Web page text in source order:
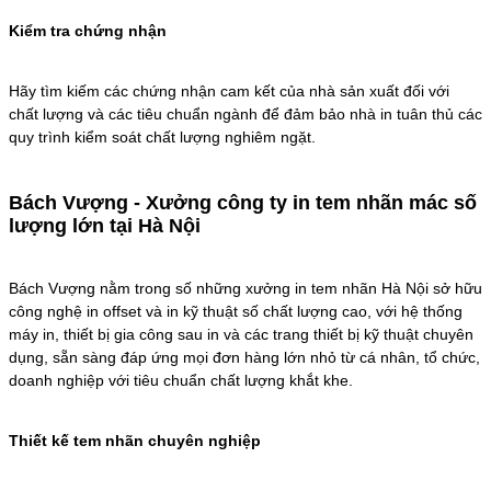
Kiểm tra chứng nhận
Hãy tìm kiếm các chứng nhận cam kết của nhà sản xuất đối với
chất lượng và các tiêu chuẩn ngành để đảm bảo nhà in tuân thủ các
quy trình kiểm soát chất lượng nghiêm ngặt.
Bách Vượng - Xưởng công ty in tem nhãn mác số
lượng lớn tại Hà Nội
Bách Vượng nằm trong số những xưởng in tem nhãn Hà Nội sở hữu
công nghệ in offset và in kỹ thuật số chất lượng cao, với hệ thống
máy in, thiết bị gia công sau in và các trang thiết bị kỹ thuật chuyên
dụng, sẵn sàng đáp ứng mọi đơn hàng lớn nhỏ từ cá nhân, tổ chức,
doanh nghiệp với tiêu chuẩn chất lượng khắt khe.
Thiết kế tem nhãn chuyên nghiệp